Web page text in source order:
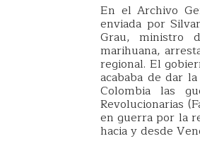
En el Archivo
enviada por
Grau, ministro
marihuana,
regional. El
acababa de dar
Colombia las
Revolucionarias
en guerra por la
hacia y desde